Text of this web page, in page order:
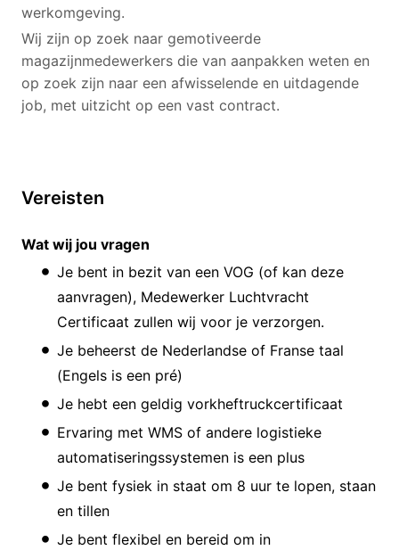
werkomgeving.
Wij zijn op zoek naar gemotiveerde
magazijnmedewerkers die van aanpakken weten en
op zoek zijn naar een afwisselende en uitdagende
job, met uitzicht op een vast contract.
Vereisten
Wat wij jou vragen
Je bent in bezit van een VOG (of kan deze
aanvragen), Medewerker Luchtvracht
Certificaat zullen wij voor je verzorgen.
Je beheerst de Nederlandse of Franse taal
(Engels is een pré)
Je hebt een geldig vorkheftruckcertificaat
Ervaring met WMS of andere logistieke
automatiseringssystemen is een plus
Je bent fysiek in staat om 8 uur te lopen, staan
en tillen
Je bent flexibel en bereid om in